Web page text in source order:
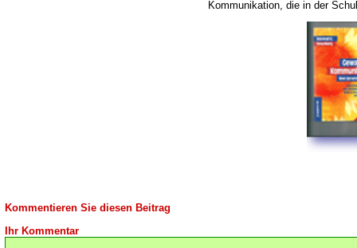
Kommunikation, die in der
Kommentieren Sie diesen Beitrag
Ihr Kommentar